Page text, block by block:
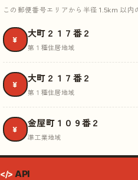
この郵便番号エリアから半径 1.5km 以
¥
大町２１７番２
第１種住居地域
¥
大町２１７番２
第１種住居地域
¥
金屋町１０９番２
準工業地域
</> API